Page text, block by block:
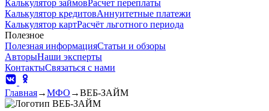
Калькулятор займовРасчет переплаты
Калькулятор кредитовАннуитетные платежи
Калькулятор картРасчёт льготного периода
Полезное
Полезная информацияСтатьи и обзоры
АвторыНаши эксперты
КонтактыСвязаться с нами
Главная→МФО →ВЕБ-ЗАЙМ